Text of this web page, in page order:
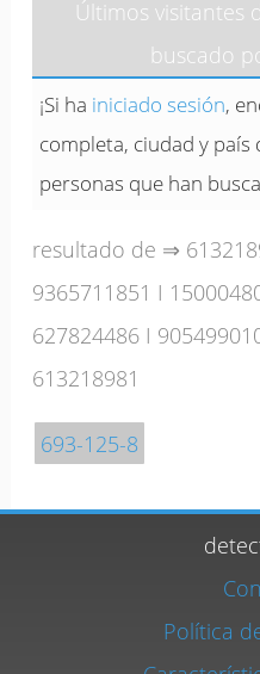
Últimos visitantes
buscado
¡Si ha iniciado sesión,
completa, ciudad y país
personas que han
resultado de ⇒
9365711851 I
627824486 I
613218981
693-125-8
Política